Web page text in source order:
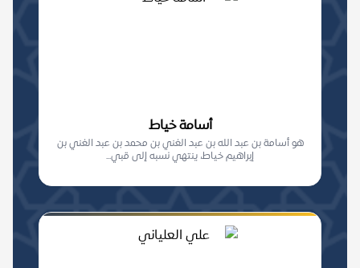
أسامة خياط
هو أسامة بن عبد الله بن عبد الغني بن محمد بن عبد الغني بن
إبراهيم خياط، ينتهي نسبه إلى قبي...